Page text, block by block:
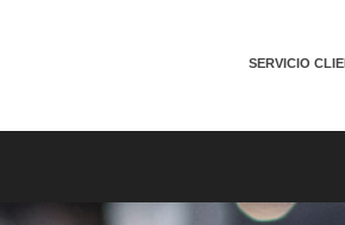
SERVICIO